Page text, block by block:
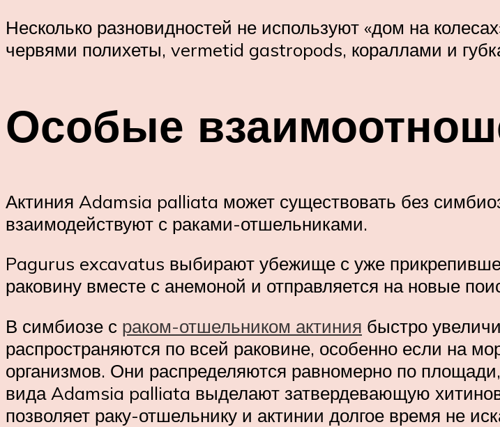
Несколько разновидностей не используют «дом на
червями полихеты, vermetid gastropods, кораллами и
Особые
Актиния Adamsia palliata может существовать без
взаимодействуют с раками-отшельниками.
Pagurus excavatus выбирают убежище с уже
раковину вместе с анемоной и отправляется на новые
В симбиозе с раком-отшельником актиния быстро
распространяются по всей раковине, особенно если на
организмов. Они распределяются равномерно по
вида Adamsia palliata выделают затвердевающую
позволяет раку-отшельнику и актинии долгое время не